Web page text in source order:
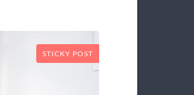
STICKY POST